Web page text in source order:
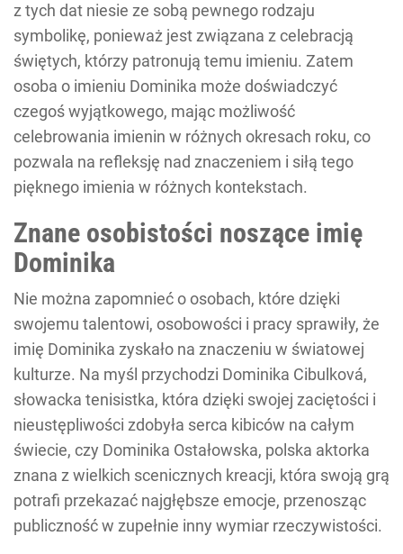
z tych dat niesie ze sobą pewnego rodzaju
symbolikę, ponieważ jest związana z celebracją
świętych, którzy patronują temu imieniu. Zatem
osoba o imieniu Dominika może doświadczyć
czegoś wyjątkowego, mając możliwość
celebrowania imienin w różnych okresach roku, co
pozwala na refleksję nad znaczeniem i siłą tego
pięknego imienia w różnych kontekstach.
Znane osobistości noszące imię
Dominika
Nie można zapomnieć o osobach, które dzięki
swojemu talentowi, osobowości i pracy sprawiły, że
imię Dominika zyskało na znaczeniu w światowej
kulturze. Na myśl przychodzi Dominika Cibulková,
słowacka tenisistka, która dzięki swojej zaciętości i
nieustępliwości zdobyła serca kibiców na całym
świecie, czy Dominika Ostałowska, polska aktorka
znana z wielkich scenicznych kreacji, która swoją grą
potrafi przekazać najgłębsze emocje, przenosząc
publiczność w zupełnie inny wymiar rzeczywistości.